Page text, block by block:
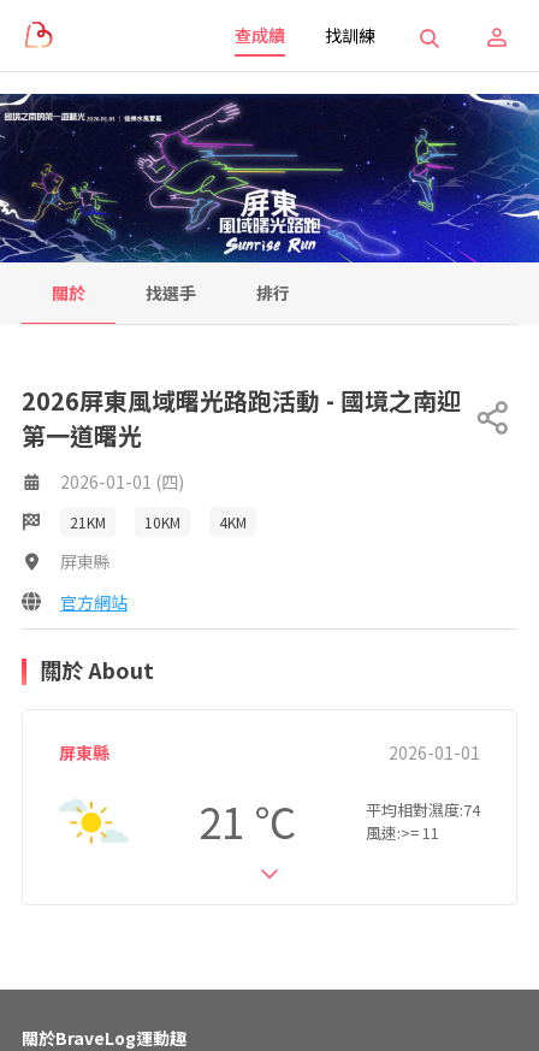
查成績 找訓練
關於 找選手 排行
2026屏東風域曙光路跑活動 - 國境之南迎
第一道曙光
2026-01-01 (四)
21KM 10KM 4KM
屏東縣
官方網站
關於 About
屏東縣 2026-01-01
21
平均相對濕度:74
風速:>= 11
關於BraveLog運動趣